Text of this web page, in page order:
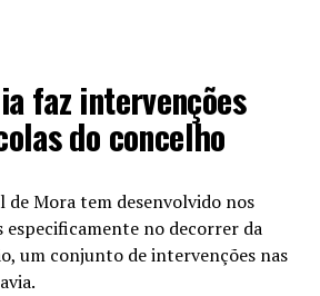
faz intervenções
do concelho
de Mora tem desenvolvido nos
especificamente no decorrer da
um conjunto de intervenções nas